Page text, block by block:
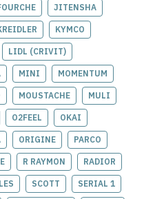
JITENSHA
KYMCO
LIDL (CRIVIT)
MINI MOMENTUM
MOUSTACHE MULI
O2FEEL OKAI
ORIGINE PARCO
R RAYMON RADIOR
SCOTT SERIAL 1